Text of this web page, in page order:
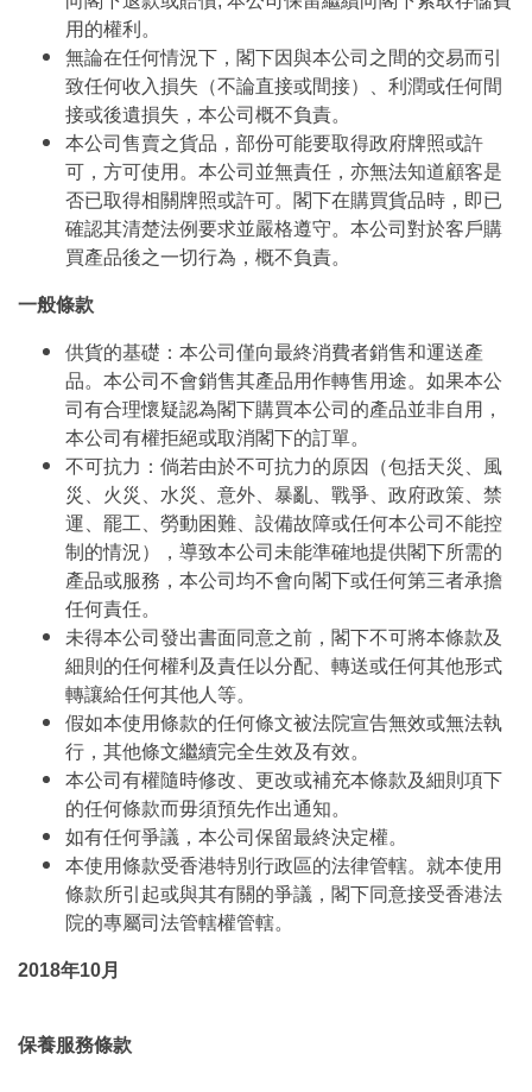
用的權利。
無論在任何情況下，閣下因與本公司之間的交易而引
致任何收入損失（不論直接或間接）、利潤或任何間
接或後遺損失，本公司概不負責。
本公司售賣之貨品，部份可能要取得政府牌照或許
可，方可使用。本公司並無責任，亦無法知道顧客是
否已取得相關牌照或許可。閣下在購買貨品時，即已
確認其清楚法例要求並嚴格遵守。本公司對於客戶購
買產品後之一切行為，概不負責。
一般條款
供貨的基礎：本公司僅向最終消費者銷售和運送產
品。本公司不會銷售其產品用作轉售用途。如果本公
司有合理懷疑認為閣下購買本公司的產品並非自用，
本公司有權拒絕或取消閣下的訂單。
不可抗力：倘若由於不可抗力的原因（包括天災、風
災、火災、水災、意外、暴亂、戰爭、政府政策、禁
運、罷工、勞動困難、設備故障或任何本公司不能控
制的情況），導致本公司未能準確地提供閣下所需的
產品或服務，本公司均不會向閣下或任何第三者承擔
任何責任。
未得本公司發出書面同意之前，閣下不可將本條款及
細則的任何權利及責任以分配、轉送或任何其他形式
轉讓給任何其他人等。
假如本使用條款的任何條文被法院宣告無效或無法執
行，其他條文繼續完全生效及有效。
本公司有權隨時修改、更改或補充本條款及細則項下
的任何條款而毋須預先作出通知。
如有任何爭議，本公司保留最終決定權。
本使用條款受香港特別行政區的法律管轄。就本使用
條款所引起或與其有關的爭議，閣下同意接受香港法
院的專屬司法管轄權管轄。
2018年10月
保養服務條款